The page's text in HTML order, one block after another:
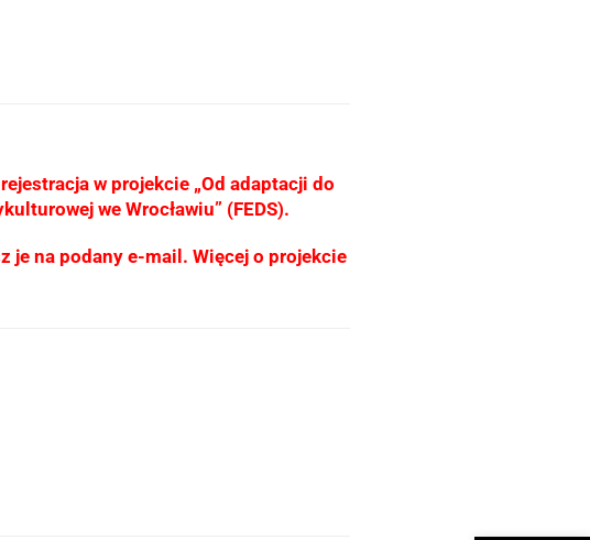
w projekcie „Od adaptacji do
we Wrocławiu” (FEDS).
je na podany e-mail. Więcej o projekcie